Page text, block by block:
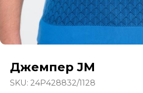
Джемпер JM
SKU: 24P428832/1128